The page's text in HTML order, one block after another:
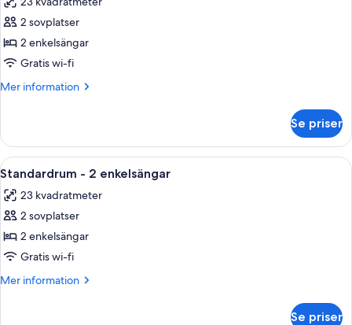
med
bäddsoffa
foton
för
Tvåbäddsrum
-
tillgänglighetsanpassat
2 sovplatser
2 enkelsängar
Gratis wi-fi
Mer information
Mer
-
tillgänglighetsanpassat
Se priser
Öppna
alla
foton
för
Standardrum
-
2
Värdeförvaringsskåp på rummet,
12
Standardrum - 2 enkelsängar
23 kvadratmeter
2 sovplatser
2 enkelsängar
Gratis wi-fi
Mer information
Mer
Se priser